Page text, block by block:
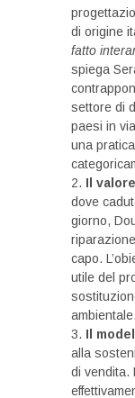
di origine
fatto
spiega
settore di
paesi in
una
Il
dove
giorno,
riparazione
capo.
utile del
ambientale.
Il
alla
di vendita.